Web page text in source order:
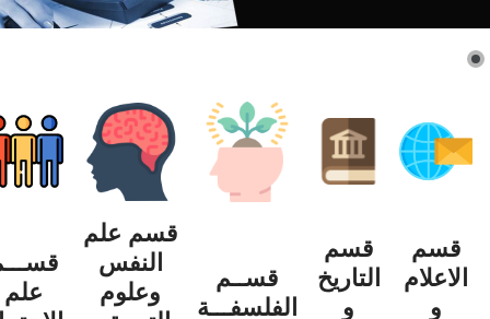
قسم
الاعلام
و
قسم
التاريخ
و
قســم
الفلسفـــة
قسم علم
النفس
وعلوم
علم